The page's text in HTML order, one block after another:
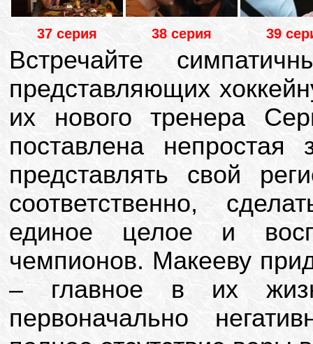
37 серия 38 серия 39
Встречайте
представляющих
их нового тренера
поставлена
представлять свой
соответственно,
единое целое и
чемпионов. Макееву
– главное в их
первоначально